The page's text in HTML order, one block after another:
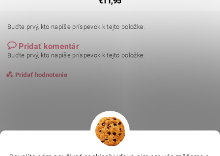
Buďte prvý, kto napíše príspevok k tejto položke.
Pridať komentár
Buďte prvý, kto napíše príspevok k tejto položke.
Pridať hodnotenie